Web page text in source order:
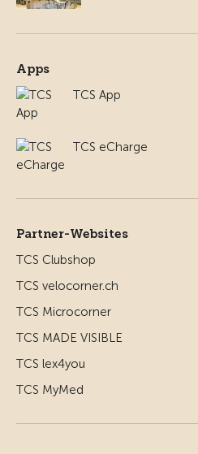
Apps
TCS App
TCS eCharge
Partner-Websites
TCS Clubshop
TCS velocorner.ch
TCS Microcorner
TCS MADE VISIBLE
TCS lex4you
TCS MyMed